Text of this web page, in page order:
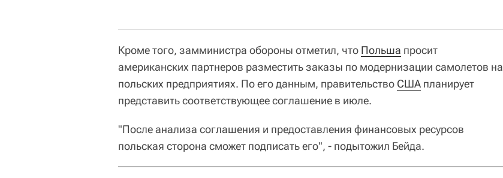
Кроме того, замминистра обороны отметил, что Польша просит
американских партнеров разместить заказы по модернизации самолетов на
польских предприятиях. По его данным, правительство США планирует
представить соответствующее соглашение в июле.
"После анализа соглашения и предоставления финансовых ресурсов
польская сторона сможет подписать его", - подытожил Бейда.